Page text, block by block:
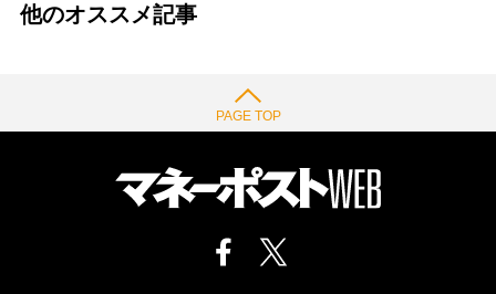
他のオススメ記事
PAGE TOP